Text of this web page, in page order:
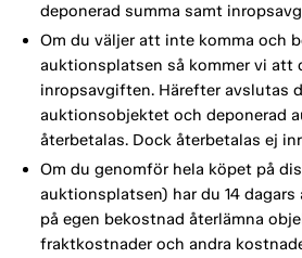
deponerad summa samt
Om du väljer att inte komma och
auktionsplatsen så kommer vi att
inropsavgiften. Härefter avslutas
auktionsobjektet och deponerad
återbetalas. Dock återbetalas ej
Om du genomför hela köpet på
auktionsplatsen) har du 14
på egen bekostnad återlämna
fraktkostnader och andra